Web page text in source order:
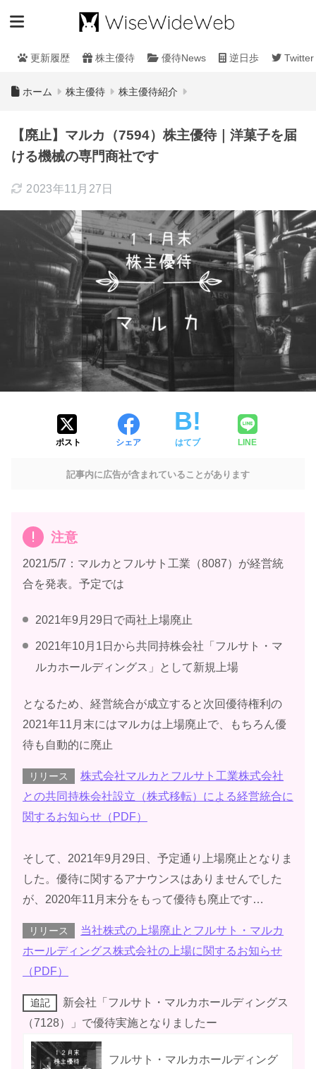
更新履歴 株主優待 優待News 逆日歩 Twitter
ホーム 株主優待 株主優待紹介
【廃止】マルカ（7594）株主優待｜洋菓子を届
ける機械の専門商社です
2023年11月27日
ポスト シェア はてブ LINE
記事内に広告が含まれていることがあります
注意
2021/5/7：マルカとフルサト工業（8087）が経営統
合を発表。予定では
2021年9月29日で両社上場廃止
2021年10月1日から共同持株会社「フルサト・マ
ルカホールディングス」として新規上場
となるため、経営統合が成立すると次回優待権利の
2021年11月末にはマルカは上場廃止で、もちろん優
待も自動的に廃止
リリース
株式会社マルカとフルサト工業株式会社
との共同持株会社設立（株式移転）による経営統合に
関するお知らせ（PDF）
そして、2021年9月29日、予定通り上場廃止となりま
した。優待に関するアナウンスはありませんでした
が、2020年11月末分をもって優待も廃止です…
リリース
当社株式の上場廃止とフルサト・マルカ
ホールディングス株式会社の上場に関するお知らせ
（PDF）
追記
新会社「フルサト・マルカホールディングス
（7128）」で優待実施となりましたー
フルサト・マルカホールディング